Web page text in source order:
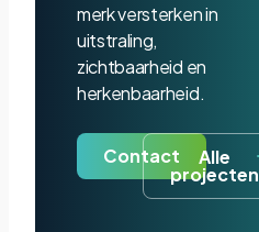
merk versterken in
uitstraling,
zichtbaarheid en
herkenbaarheid.
Contact Alle
projecten